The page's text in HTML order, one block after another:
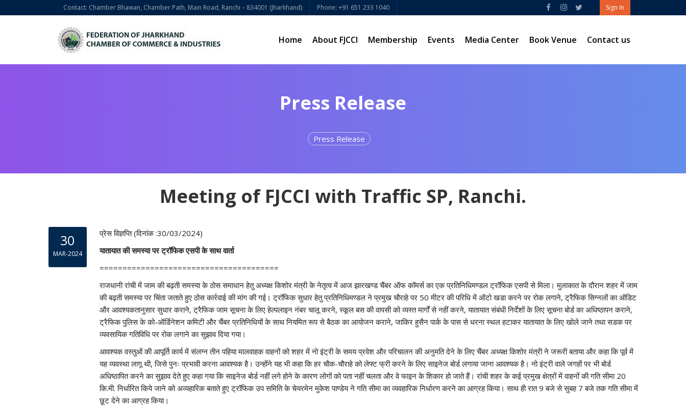
Contact: Chamber Bhawan, Chamber Path, Main Road, Ranchi – 834001 (Jharkhand) Phone: +91 651 233 1040 Sign In
Home About FJCCI Membership Events Media Center Book Venue Contact us
Press Release
Press Release
Meeting of FJCCI with Traffic SP, Ranchi.
30
MAR-2024
प्रेस विज्ञप्ति (दिनांक :30/03/2024)
यातायात की समस्या पर ट्रॉफिक एसपी के साथ वार्ता
=======================================
राजधानी रांची में जाम की बढ़ती समस्या के ठोस समाधान हेतु अध्यक्ष किशोर मंत्री के नेतृत्व में आज झारखण्ड चैंबर ऑफ कॉमर्स का एक प्रतिनिधिमण्डल ट्रॉफिक एसपी से मिला। मुलाकात के दौरान शहर में जाम
की बढ़ती समस्या पर चिंता जताते हुए ठोस कार्रवाई की मांग की गई। ट्रॉफिक सुधार हेतु प्रतिनिधिमण्डल ने प्रमुख चौराहे पर 50 मीटर की परिधि में ऑटो खडा करने पर रोक लगाने, ट्रैफिक सिग्नलों का ऑडिट
और आवश्यकतानुसार सुधार कराने, ट्रैफिक जाम सूचना के लिए हेल्पलाइन नंबर चालू करने, स्कूल बस की वापसी को व्यस्त मार्गों से नहीं करने, यातायात संबंधी निर्देशों के लिए सूचना बोर्ड का अधिष्ठापन कराने,
ट्रैफिक पुलिस के को-ऑर्डिनेशन कमिटी और चैंबर प्रतिनिधियों के साथ नियमित रूप से बैठक का आयोजन कराने, जाकिर हुसैन पार्क के पास से धरना स्थल हटाकर यातायात के लिए खोले जाने तथा सडक पर
व्यवसायिक गतिविधि पर रोक लगाने का सुझाव दिया गया।
आवश्यक वस्तुओं की आपूर्ति कार्य में संलग्न तीन पहिया मालवाहक वाहनों को शहर में नो इंट्री के समय प्रवेश और परिचालन की अनुमति देने के लिए चैंबर अध्यक्ष किशोर मंत्री ने जरूरी बताया और कहा कि पूर्व में
यह व्यवस्था लागू थी, जिसे पुनः प्रभावी करना आवश्यक है। उन्होंने यह भी कहा कि हर चौक-चौराहे को लेफ्ट फ्री करने के लिए साइनेज बोर्ड लगाया जाना आवश्यक है। नो इंट्री वाले जगहों पर भी बोर्ड
अधिष्ठापित करने का सुझाव देते हुए कहा गया कि साइनेज बोर्ड नहीं लगे होने के कारण लोगों को पता नहीं चलता और वे फाइन के शिकार हो जाते हैं। रांची शहर के कई प्रमुख क्षेत्रों में वाहनों की गति सीमा 20
कि.मी. निर्धारित किये जाने को अव्यहारिक बताते हुए ट्रॉफिक उप समिति के चेयरमेन मुकेश पाण्डेय ने गति सीमा का व्यवहारिक निर्धारण करने का आग्रह किया। साथ ही रात 9 बजे से सुबह 7 बजे तक गति सीमा में
छूट देने का आग्रह किया।